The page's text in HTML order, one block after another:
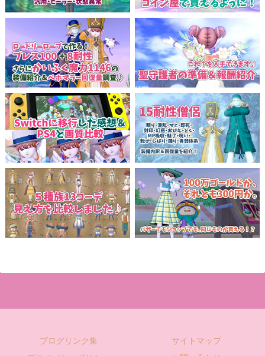
ブログリンク集
サイトマップ